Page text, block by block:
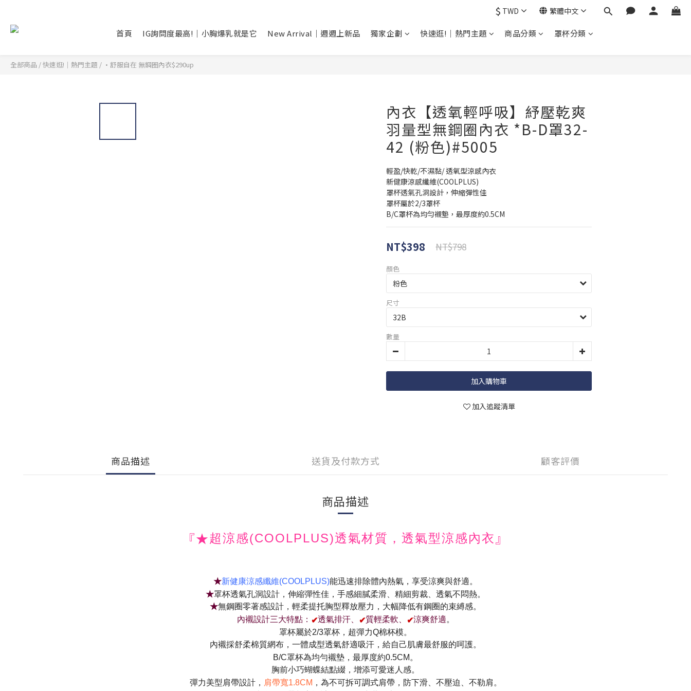
$ TWD 繁體中文
首頁 IG詢問度最高!｜小胸爆乳就是它 New Arrival｜週週上新品 獨家企劃 快速逛!｜熱門主題 商品分類 罩杯分類
全部商品 /快速逛!｜熱門主題 / •舒服自在 無鋼圈內衣$290up
內衣【透氧輕呼吸】紓壓乾爽
羽量型無鋼圈內衣 *B-D罩32-
42 (粉色)#5005
輕盈/快乾/不濕黏/ 透氧型涼感內衣
新健康涼感纖維(COOLPLUS)
罩杯透氣孔洞設計，伸縮彈性佳
罩杯屬於2/3罩杯
B/C罩杯為均勻襯墊，最厚度約0.5CM
NT$398 NT$798
顏色
尺寸
數量
加入購物車
加入追蹤清單
商品描述 送貨及付款方式 顧客評價
商品描述
『★超涼感(COOLPLUS)透氣材質，透氣型涼感內衣』
★新健康涼感纖維(COOLPLUS)能迅速排除體內熱氣，享受涼爽與舒適。
★罩杯透氣孔洞設計，伸縮彈性佳，手感細膩柔滑、精細剪裁、透氣不悶熱。
★無鋼圈零著感設計，輕柔提托胸型釋放壓力，大幅降低有鋼圈的束縛感。
內襯設計三大特點： ✔透氣排汗、 ✔質輕柔軟、 ✔涼爽舒適
罩杯屬於2/3罩杯，超彈力Q棉杯模。
內襯採舒柔棉質網布，一體成型透氣舒適吸汗，給自己肌膚最舒服的呵護。
B/C罩杯為均勻襯墊，最厚度約0.5CM。
胸前小巧蝴蝶結點綴，增添可愛迷人感。
彈力美型肩帶設計， 肩帶寬1.8CM ，為不可拆可調式肩帶，防下滑、不壓迫、不勒肩。